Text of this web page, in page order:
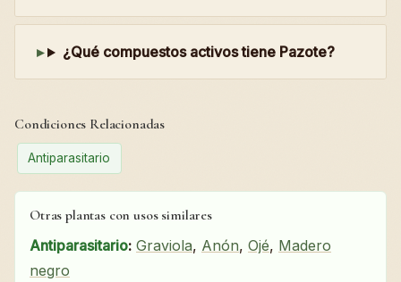
¿Qué compuestos activos tiene Pazote?
Condiciones Relacionadas
Antiparasitario
Otras plantas con usos similares
Antiparasitario: Graviola, Anón, Ojé, Madero
negro